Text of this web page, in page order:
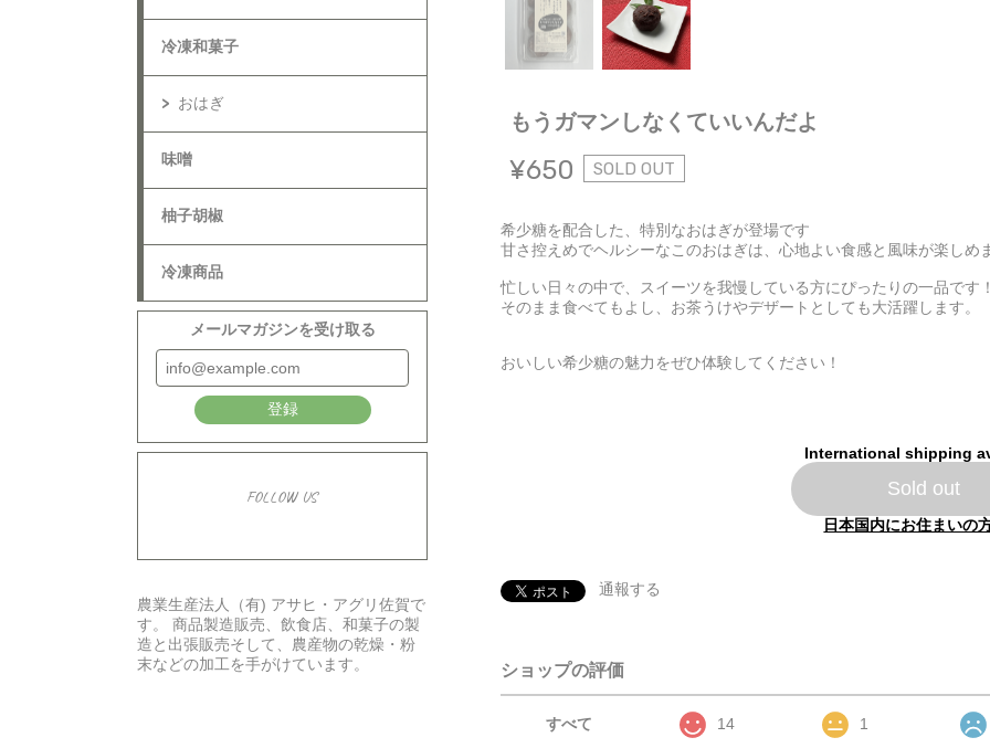
冷凍和菓子
おはぎ
味噌
柚子胡椒
冷凍商品
メールマガジンを受け取る
登録
FOLLOW US
農業生産法人（有) アサヒ・アグリ佐賀で
す。 商品製造販売、飲食店、和菓子の製
造と出張販売そして、農産物の乾燥・粉
末などの加工を手がけています。
もうガマンしなくていいんだよ
¥650 SOLD OUT
希少糖を配合した、特別なおはぎが登場です
甘さ控えめでヘルシーなこのおはぎは、心地よい食感と風味が楽しめ
忙しい日々の中で、スイーツを我慢している方にぴったりの一品です
そのまま食べてもよし、お茶うけやデザートとしても大活躍します。
おいしい希少糖の魅力をぜひ体験してください！
International shipping
Sold out
日本国内にお住まいの
通報する
ショップの評価
すべて 14 1